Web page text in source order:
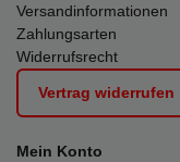
Versandinformationen
Zahlungsarten
Widerrufsrecht
Vertrag widerrufen
Mein Konto